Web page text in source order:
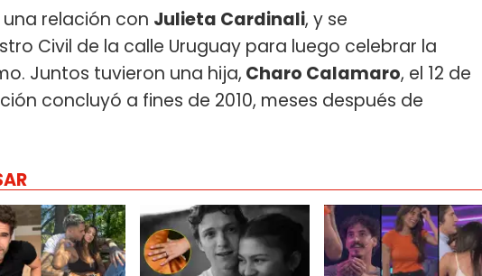
una relación con Julieta Cardinali, y se
Civil de la calle Uruguay para luego celebrar la
Juntos tuvieron una hija, Charo Calamaro, el 12 de
concluyó a fines de 2010, meses después de